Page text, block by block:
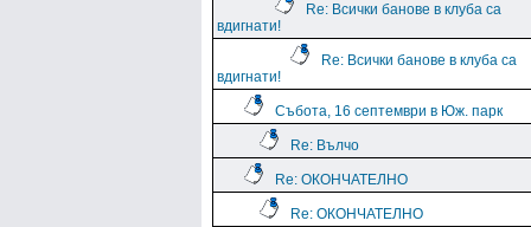
Re: Всички банове в клуба са
вдигнати!
Re: Всички банове в клуба са
вдигнати!
Събота, 16 септември в Юж. парк
Re: Вълчо
Re: ОКОНЧАТЕЛНО
Re: ОКОНЧАТЕЛНО